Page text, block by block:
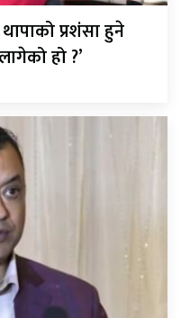
प्रशंसा हुने
हो ?’